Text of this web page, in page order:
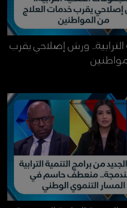
ورش إصلاحي يقرب